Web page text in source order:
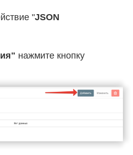
"JSON
нажмите кнопку